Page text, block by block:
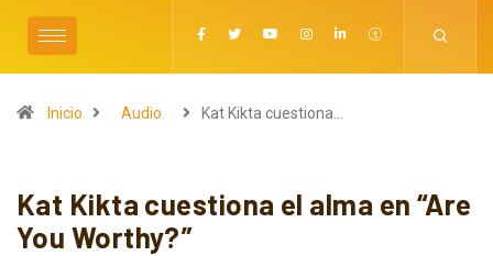
Inicio Audio Kat Kikta cuestiona…
Kat Kikta cuestiona el alma en “Are
You Worthy?”